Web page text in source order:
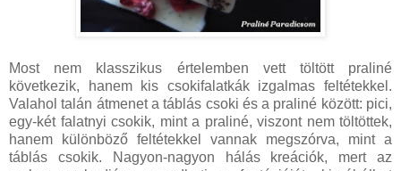
Most nem klasszikus értelemben vett töltött praliné
következik, hanem kis csokifalatkák izgalmas feltétekkel.
Valahol talán átmenet a táblás csoki és a praliné között: pici,
egy-két falatnyi csokik, mint a praliné, viszont nem töltöttek,
hanem különböző feltétekkel vannak megszórva, mint a
táblás csokik. Nagyon-nagyon hálás kreációk, mert az